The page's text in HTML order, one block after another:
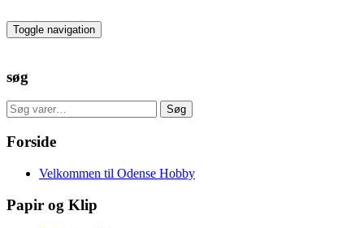
to
the
Toggle navigation
søg
Søg
efter:
Søg
Forside
Velkommen til Odense Hobby
Papir og Klip